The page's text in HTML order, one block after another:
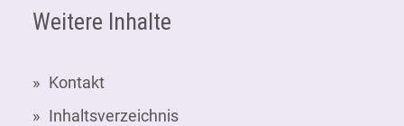
Weitere Inhalte
Kontakt
Inhaltsverzeichnis